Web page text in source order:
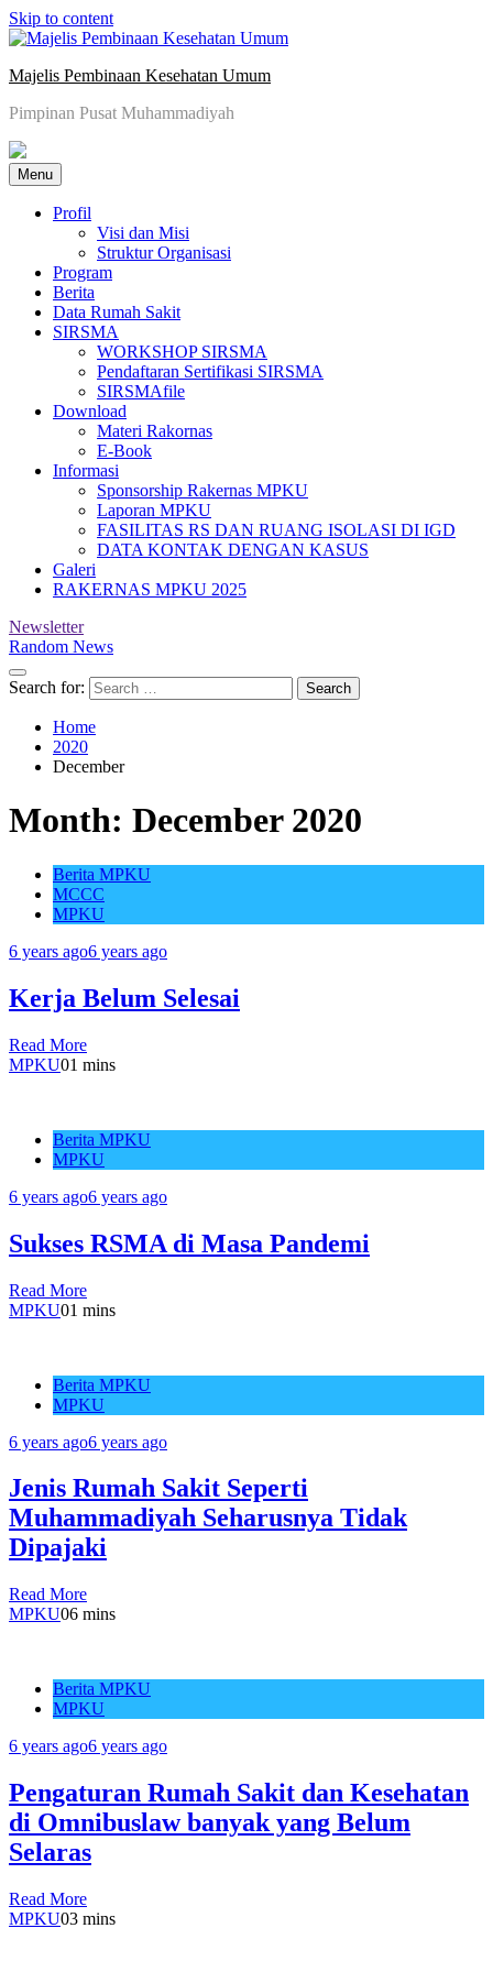
Skip to content
Majelis Pembinaan Kesehatan Umum
Pimpinan Pusat Muhammadiyah
Menu
Profil
Visi dan Misi
Struktur Organisasi
Program
Berita
Data Rumah Sakit
SIRSMA
WORKSHOP SIRSMA
Pendaftaran Sertifikasi SIRSMA
SIRSMAfile
Download
Materi Rakornas
E-Book
Informasi
Sponsorship Rakernas MPKU
Laporan MPKU
FASILITAS RS DAN RUANG ISOLASI DI IGD
DATA KONTAK DENGAN KASUS
Galeri
RAKERNAS MPKU 2025
Newsletter
Random News
Search for:
Home
2020
December
Month: December 2020
Berita MPKU
MCCC
MPKU
6 years ago6 years ago
Kerja Belum Selesai
Read More
MPKU01 mins
Berita MPKU
MPKU
6 years ago6 years ago
Sukses RSMA di Masa Pandemi
Read More
MPKU01 mins
Berita MPKU
MPKU
6 years ago6 years ago
Jenis Rumah Sakit Seperti
Muhammadiyah Seharusnya Tidak
Dipajaki
Read More
MPKU06 mins
Berita MPKU
MPKU
6 years ago6 years ago
Pengaturan Rumah Sakit dan Kesehatan
di Omnibuslaw banyak yang Belum
Selaras
Read More
MPKU03 mins